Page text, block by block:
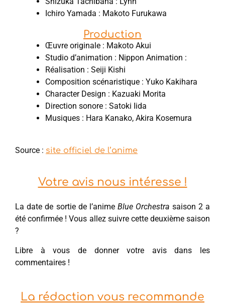
Ichiro Yamada : Makoto Furukawa
Production
Œuvre originale : Makoto Akui
Studio d’animation : Nippon Animation :
Réalisation : Seiji Kishi
Composition scénaristique : Yuko Kakihara
Character Design : Kazuaki Morita
Direction sonore : Satoki Iida
Musiques : Hara Kanako, Akira Kosemura
Source : site officiel de l’anime
Votre avis nous intéresse !
La date de sortie de l’anime Blue Orchestra saison 2 a
été confirmée ! Vous allez suivre cette deuxième saison
?
Libre à vous de donner votre avis dans les
commentaires !
La rédaction vous recommande